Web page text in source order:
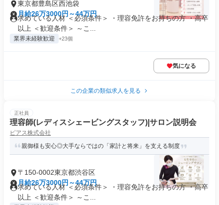
東京都豊島区西池袋
月給26万3000円～44万円
求めている人材 ＜必須条件＞ ・理容免許をお持ちの方 ・高卒
以上 ＜歓迎条件＞ ～こ...
業界未経験歓迎 +23個
気になる
この企業の類似求人を見る
正社員
理容師(レディスシェービングスタッフ)|サロン説明会
ピアス株式会社
親御様も安心◎大手ならではの「家計と将来」を支える制度
〒150-0002東京都渋谷区
月給26万3000円～44万円
求めている人材 ＜必須条件＞ ・理容免許をお持ちの方 ・高卒
以上 ＜歓迎条件＞ ～こ...